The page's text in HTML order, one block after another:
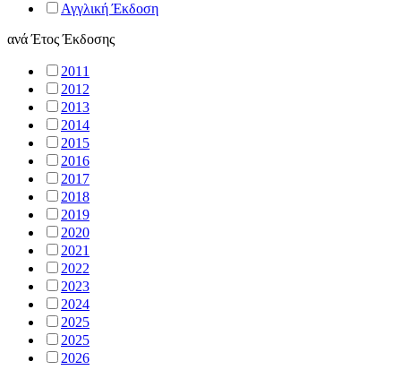
Αγγλική Έκδοση
ανάΈτος Έκδοσης
2011
2012
2013
2014
2015
2016
2017
2018
2019
2020
2021
2022
2023
2024
2025
2025
2026